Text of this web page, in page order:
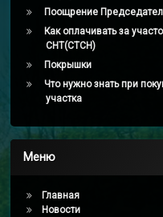
Поощрение
Как оплачивать за
СНТ(СТСН)
Покрышки
Что нужно знать при
участка
Меню
Главная
Новости